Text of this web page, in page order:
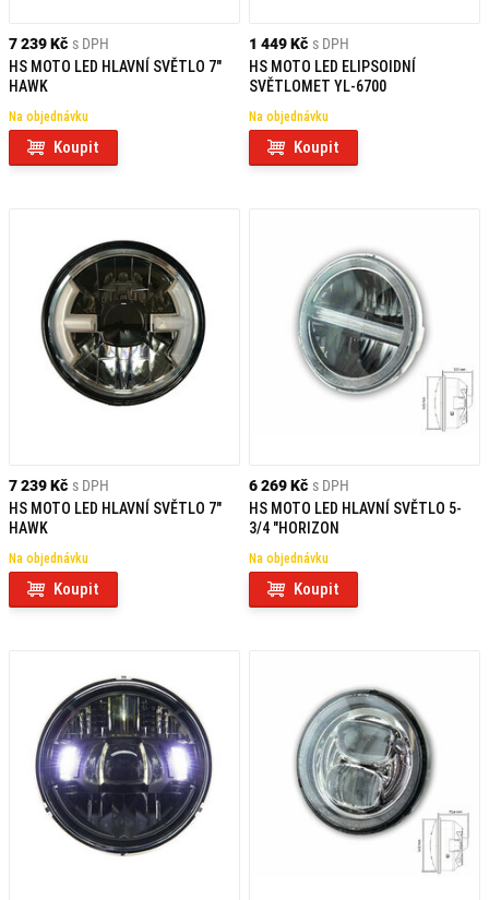
7 239 Kč s DPH
HS MOTO LED HLAVNÍ SVĚTLO 7"
HAWK
Na objednávku
Koupit
1 449 Kč s DPH
HS MOTO LED ELIPSOIDNÍ
SVĚTLOMET YL-6700
Na objednávku
Koupit
7 239 Kč s DPH
HS MOTO LED HLAVNÍ SVĚTLO 7"
HAWK
Na objednávku
Koupit
6 269 Kč s DPH
HS MOTO LED HLAVNÍ SVĚTLO 5-
3/4 "HORIZON
Na objednávku
Koupit